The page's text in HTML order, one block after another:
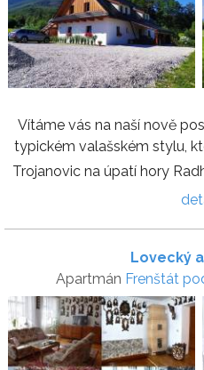
Vítáme vás na naší nově
typickém valašském stylu,
Trojanovic na úpatí hory
Lovecký
Apartmán Frenštát